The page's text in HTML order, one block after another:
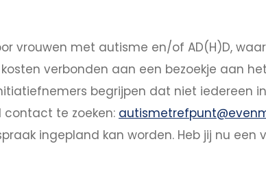
vrouwen met autisme en/of AD(H)D,
verbonden aan een bezoekje aan
begrijpen dat niet iedereen
contact te zoeken:
ingepland kan worden. Heb jij nu een